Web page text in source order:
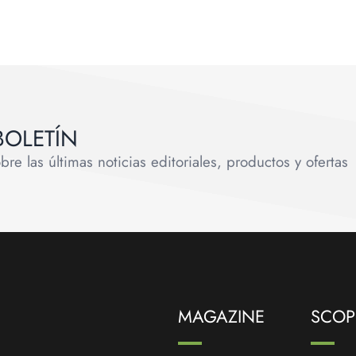
las últimas noticias editoriales, productos y ofertas
MAGAZINE